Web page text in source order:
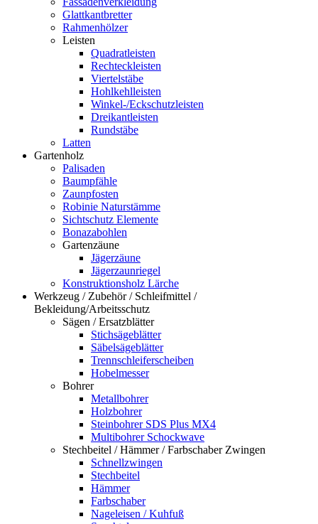
Glattkantbretter
Rahmenhölzer
Leisten
Quadratleisten
Rechteckleisten
Viertelstäbe
Hohlkehlleisten
Winkel-/Eckschutzleisten
Dreikantleisten
Rundstäbe
Latten
Gartenholz
Palisaden
Baumpfähle
Zaunpfosten
Robinie Naturstämme
Sichtschutz Elemente
Bonazabohlen
Gartenzäune
Jägerzäune
Jägerzaunriegel
Konstruktionsholz Lärche
Werkzeug / Zubehör / Schleifmittel /
Bekleidung/Arbeitsschutz
Sägen / Ersatzblätter
Stichsägeblätter
Säbelsägeblätter
Trennschleiferscheiben
Hobelmesser
Bohrer
Metallbohrer
Holzbohrer
Steinbohrer SDS Plus MX4
Multibohrer Schockwave
Stechbeitel / Hämmer / Farbschaber Zwingen
Schnellzwingen
Stechbeitel
Hämmer
Farbschaber
Nageleisen / Kuhfuß